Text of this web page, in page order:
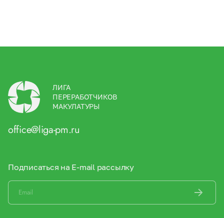
ЛИГА
ПЕРЕРАБОТЧИКОВ
МАКУЛАТУРЫ
office@liga-pm.ru
Подписаться на E-mail рассылку